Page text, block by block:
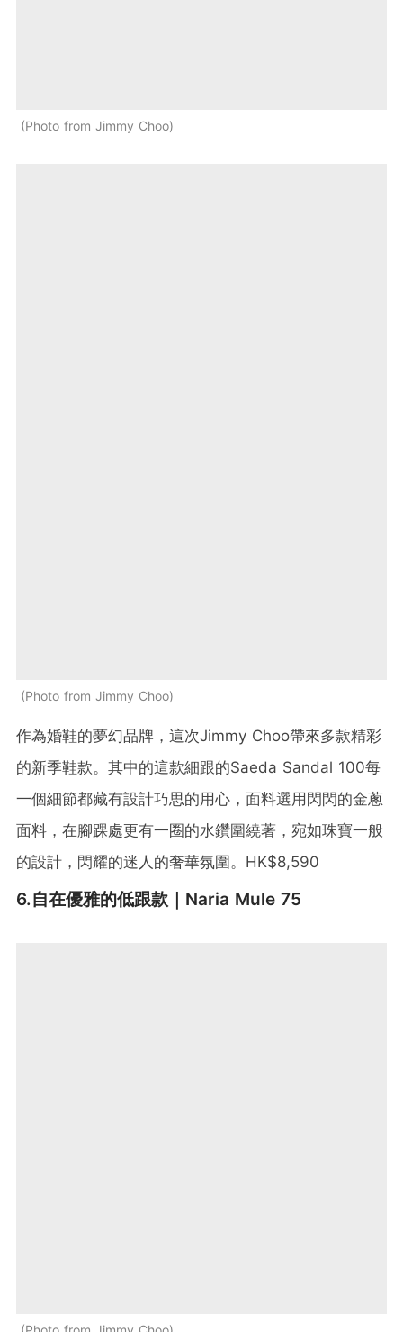
Photo from Jimmy Choo
Photo from Jimmy Choo
作為婚鞋的夢幻品牌，這次Jimmy Choo帶來多款精彩
的新季鞋款。其中的這款細跟的Saeda Sandal 100每
一個細節都藏有設計巧思的用心，面料選用閃閃的金蔥
面料，在腳踝處更有一圈的水鑽圍繞著，宛如珠寶一般
的設計，閃耀的迷人的奢華氛圍。HK$8,590
6.自在優雅的低跟款｜Naria Mule 75